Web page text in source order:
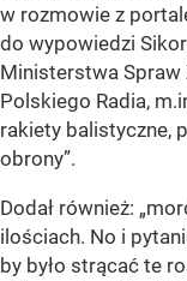
w rozmowie z
do wypowiedzi
Ministerstwa Spraw
Polskiego Radia,
rakiety balistyczne,
obrony”.
Dodał również:
ilościach. No i
by było strącać te